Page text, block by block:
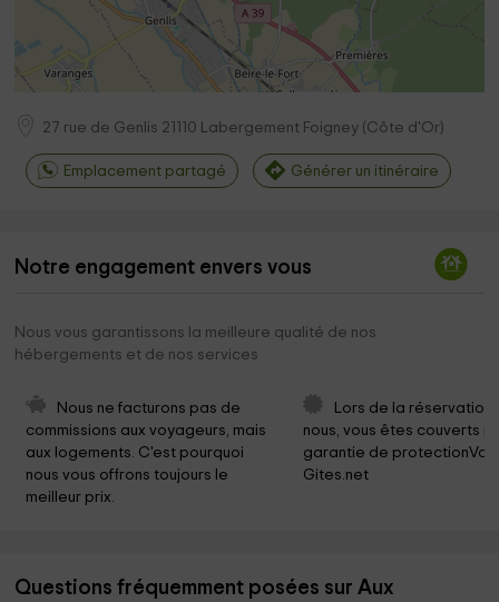
27 rue de Genlis 21110 Labergement Foigney (Côte d'Or)
Emplacement partagé Générer un itinéraire
Notre engagement envers vous
Nous vous garantissons la meilleure qualité de nos
hébergements et de nos services
Nous ne facturons pas de
commissions aux voyageurs, mais
aux logements. C'est pourquoi
nous vous offrons toujours le
meilleur prix.
Lors de la réservation
nous, vous êtes couverts
garantie de
Gites.net
Questions fréquemment posées sur Aux